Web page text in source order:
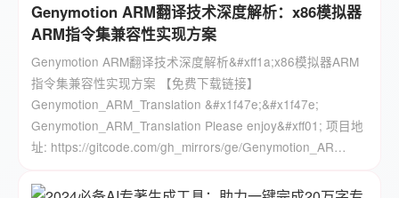
Genymotion ARM翻译技术深度解析：x86模拟器
ARM指令集兼容性实现方案
Genymotion ARM翻译技术深度解析&#xff1a;x86模拟器ARM
指令集兼容性实现方案 【免费下载链接】
Genymotion_ARM_Translation &#x1f47e;&#x1f47e;
Genymotion_ARM_Translation Please enjoy&#xff01; 项目地
址: https://gitcode.com/gh_mirrors/ge/Genymotion_AR…